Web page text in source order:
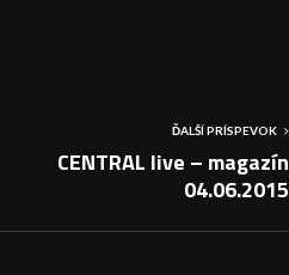
ĎALŠÍ PRÍSPEVOK
CENTRAL live – magazín
04.06.2015